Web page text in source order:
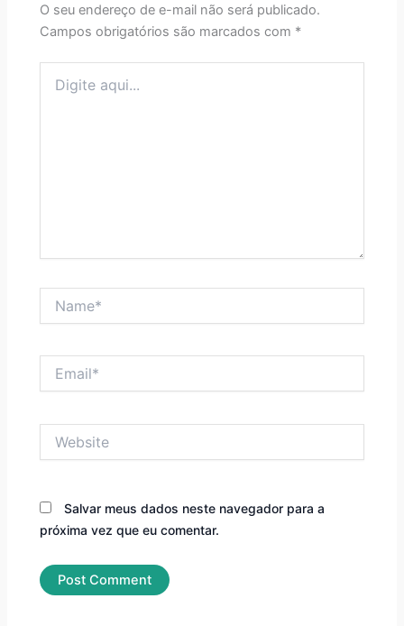
O seu endereço de e-mail não será publicado.
Campos obrigatórios são marcados com *
aqui...
Salvar meus dados neste navegador para a
próxima vez que eu comentar.